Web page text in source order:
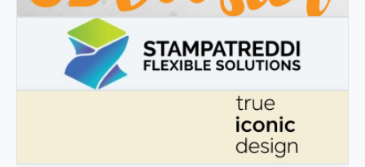
3DBOOSTER
3DBooster - Productos innovadores para impresión 3D